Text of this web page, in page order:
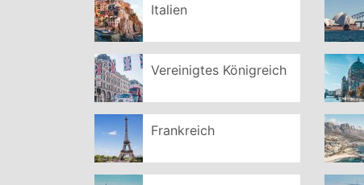
Italien
Vereinigtes Königreich
Frankreich